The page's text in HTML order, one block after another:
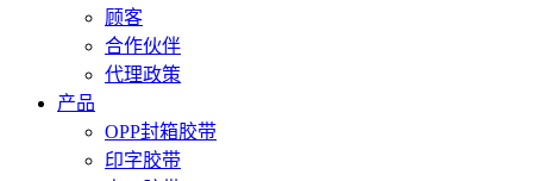
顾客
合作伙伴
代理政策
产品
OPP封箱胶带
印字胶带